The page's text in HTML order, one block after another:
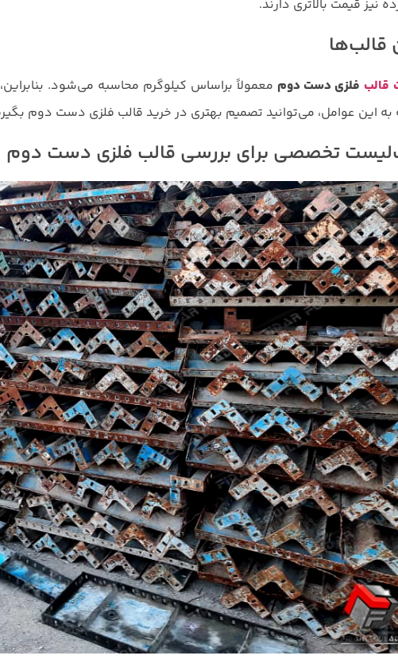
نیز قیمت بالاتری دارند.
قالب‌ها
قالب فلزی دست دوم معمولاً براساس کیلوگرم محاسبه می‌شود.
به این عوامل، می‌توانید تصمیم بهتری در خرید قالب فلزی دست دوم
تخصصی برای بررسی قالب فلزی دست دوم